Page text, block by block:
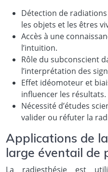
Détection de
les objets et les êtres
Accès à une
l’intuition.
Rôle du subconscient
l’interprétation des
Effet idéomoteur et
influencer les résultats.
Nécessité d’études
valider ou réfuter la
Applications de
large éventail de
La radiesthésie est